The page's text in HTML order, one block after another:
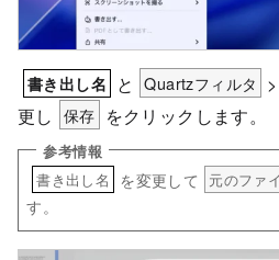
書き出し名 と Quartzフィルタ >
更し 保存 をクリックします。
書き出し名 を変更して 元のファ
す。